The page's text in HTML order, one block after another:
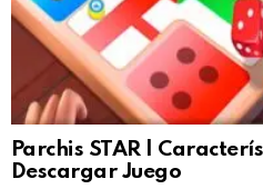
Parchis STAR |
Descargar Juego